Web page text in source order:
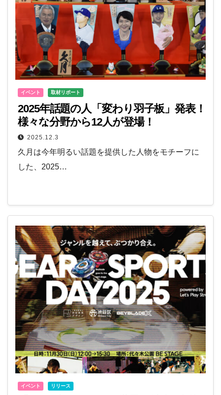
イベント 取材リポート
2025年話題の人「変わり羽子板」発表！
様々な分野から12人が登場！
2025.12.3
久月は今年明るい話題を提供した人物をモチーフに
した、2025…
イベント リリース